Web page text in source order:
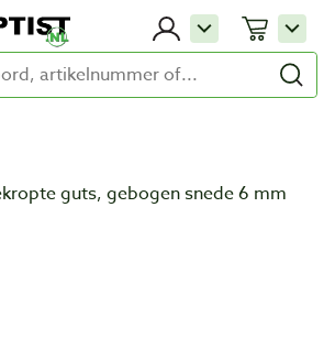
guts, gebogen snede 6 mm